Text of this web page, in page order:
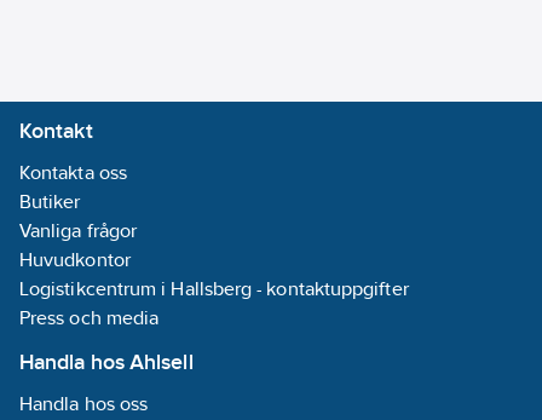
polymerkropp.
Klass 10 kA, IEC 99-4.
Urladdningsklass: 1
Strömstöt 100 kA.
Impulslängd 2000 µs,
500 A.
Energiupptagningsförmåga:
µs och 5,3 kJ/kV Uc
vid 4/10 µs.
Kontakt
Kontakta oss
Butiker
Vanliga frågor
Huvudkontor
Logistikcentrum i Hallsberg - kontaktuppgifter
Press och media
Handla hos Ahlsell
Handla hos oss